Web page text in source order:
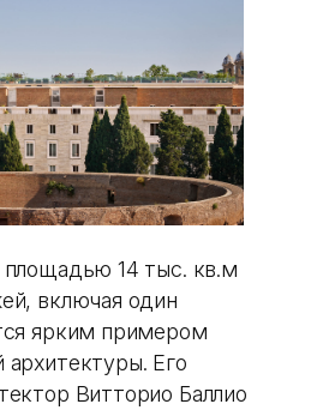
14 тыс. кв.м
включая один
ярким примером
архитектуры. Его
Витторио Баллио